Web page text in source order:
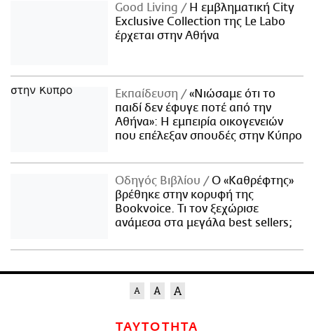
Good Living
Η εμβληματική City
Exclusive Collection της Le Labo
έρχεται στην Αθήνα
Εκπαίδευση
«Νιώσαμε ότι το
παιδί δεν έφυγε ποτέ από την
Αθήνα»: Η εμπειρία οικογενειών
που επέλεξαν σπουδές στην Κύπρο
Οδηγός Βιβλίου
Ο «Καθρέφτης»
βρέθηκε στην κορυφή της
Bookvoice. Τι τον ξεχώρισε
ανάμεσα στα μεγάλα best sellers;
ΤΑΥΤΟΤΗΤΑ